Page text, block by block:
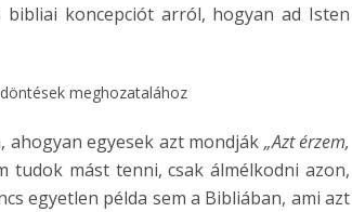
koncepciót arról, hogyan ad Isten
meghozatalához
ahogyan egyesek azt mondják „Azt érzem,
tudok mást tenni, csak álmélkodni azon,
egyetlen példa sem a Bibliában, ami azt